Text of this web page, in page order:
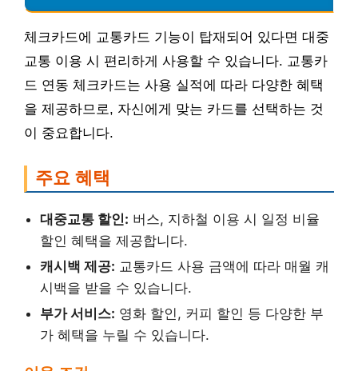
체크카드에 교통카드 기능이 탑재되어 있다면 대중
교통 이용 시 편리하게 사용할 수 있습니다. 교통카
드 연동 체크카드는 사용 실적에 따라 다양한 혜택
을 제공하므로, 자신에게 맞는 카드를 선택하는 것
이 중요합니다.
주요 혜택
대중교통 할인: 버스, 지하철 이용 시 일정 비율
할인 혜택을 제공합니다.
캐시백 제공: 교통카드 사용 금액에 따라 매월 캐
시백을 받을 수 있습니다.
부가 서비스: 영화 할인, 커피 할인 등 다양한 부
가 혜택을 누릴 수 있습니다.